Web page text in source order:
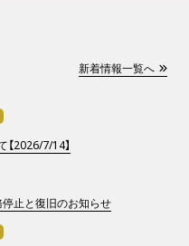
新着情報一覧へ
2026/7/14】
停止と復旧のお知らせ